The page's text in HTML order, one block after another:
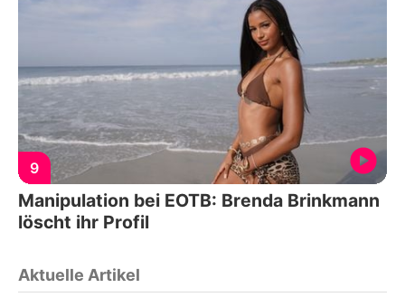
9
Manipulation bei EOTB: Brenda Brinkmann
löscht ihr Profil
Aktuelle Artikel